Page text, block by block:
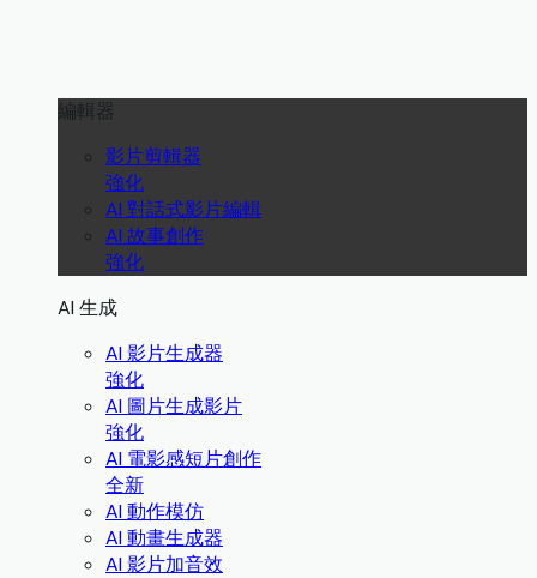
編輯器
影片剪輯器
強化
AI 對話式影片編輯
AI 故事創作
強化
AI 生成
AI 影片生成器
強化
AI 圖片生成影片
強化
AI 電影感短片創作
全新
AI 動作模仿
AI 動畫生成器
AI 影片加音效